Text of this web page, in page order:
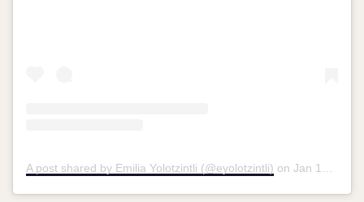
A post shared by Emilia Yolotzintli (@eyolotzintli) on Jan 16, 2019 at 4:05pm PST